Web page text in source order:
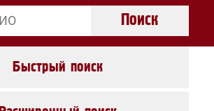
Поиск
Быстрый поиск